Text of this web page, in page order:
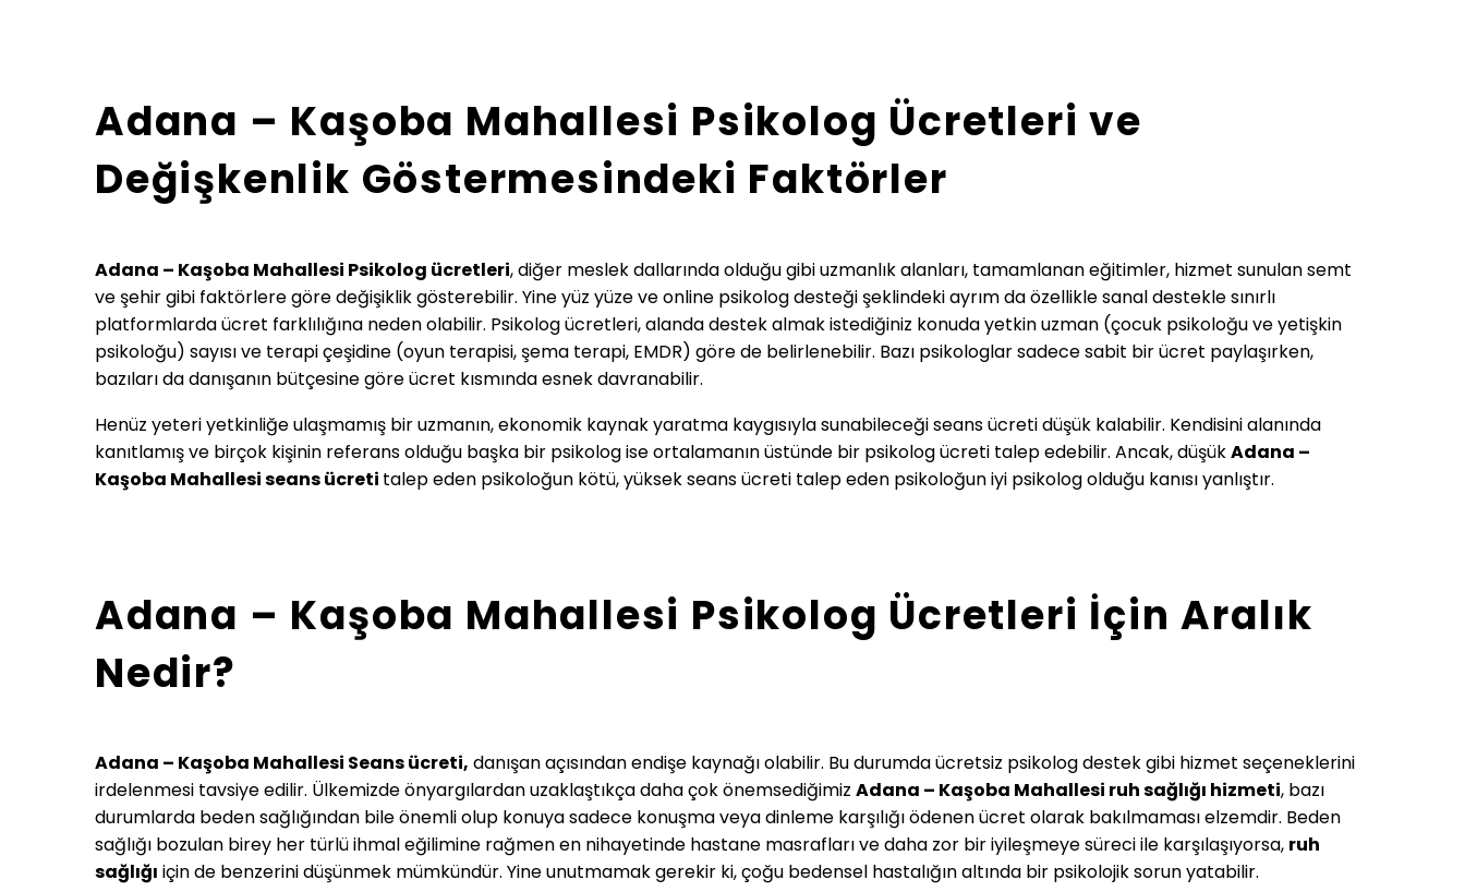
Adana – Kaşoba Mahallesi Psikolog Ücretleri ve
Değişkenlik Göstermesindeki Faktörler
Adana – Kaşoba Mahallesi Psikolog ücretleri, diğer meslek dallarında olduğu gibi uzmanlık alanları, tamamlanan eğitimler, hizmet sunulan semt
ve şehir gibi faktörlere göre değişiklik gösterebilir. Yine yüz yüze ve online psikolog desteği şeklindeki ayrım da özellikle sanal destekle sınırlı
platformlarda ücret farklılığına neden olabilir. Psikolog ücretleri, alanda destek almak istediğiniz konuda yetkin uzman (çocuk psikoloğu ve yetişkin
psikoloğu) sayısı ve terapi çeşidine (oyun terapisi, şema terapi, EMDR) göre de belirlenebilir. Bazı psikologlar sadece sabit bir ücret paylaşırken,
bazıları da danışanın bütçesine göre ücret kısmında esnek davranabilir.
Henüz yeteri yetkinliğe ulaşmamış bir uzmanın, ekonomik kaynak yaratma kaygısıyla sunabileceği seans ücreti düşük kalabilir. Kendisini alanında
kanıtlamış ve birçok kişinin referans olduğu başka bir psikolog ise ortalamanın üstünde bir psikolog ücreti talep edebilir. Ancak, düşükAdana –
Kaşoba Mahallesiseans ücreti talep eden psikoloğun kötü, yüksek seans ücreti talep eden psikoloğun iyi psikolog olduğu kanısı yanlıştır.
Adana – Kaşoba Mahallesi Psikolog Ücretleri İçin Aralık
Nedir?
Adana – Kaşoba Mahallesi Seans ücreti, danışan açısından endişe kaynağı olabilir. Bu durumda ücretsiz psikolog destek gibi hizmet seçeneklerini
irdelenmesi tavsiye edilir. Ülkemizde önyargılardan uzaklaştıkça daha çok önemsediğimiz Adana – Kaşoba Mahallesi ruh sağlığı hizmeti, bazı
durumlarda beden sağlığından bile önemli olup konuya sadece konuşma veya dinleme karşılığı ödenen ücret olarak bakılmaması elzemdir. Beden
sağlığı bozulan birey her türlü ihmal eğilimine rağmen en nihayetinde hastane masrafları ve daha zor bir iyileşmeye süreci ile karşılaşıyorsa, ruh
sağlığı için de benzerini düşünmek mümkündür. Yine unutmamak gerekir ki, çoğu bedensel hastalığın altında bir psikolojik sorun yatabilir.